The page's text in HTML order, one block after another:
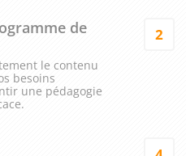
de
le contenu
besoins
une pédagogie
2